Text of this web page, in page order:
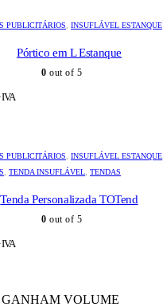
PUBLICITÁRIOS INSUFLÁVEL ESTANQUE
Pórtico em L Estanque
0 out of 5
IVA
PUBLICITÁRIOS INSUFLÁVEL ESTANQUE
TENDA INSUFLÁVEL TENDAS
Tenda Personalizada TOTend
0 out of 5
IVA
VOLUME